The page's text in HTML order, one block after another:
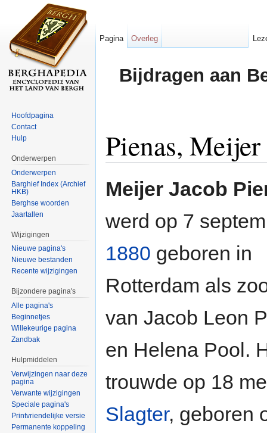
Bijdragen aan
Pienas, Meijer
Meijer Jacob
werd op 7
1880 geboren in
Rotterdam als
van Jacob Leon
en Helena Pool.
trouwde op 18
Slagter, geboren
Pagina Overleg
Hoofdpagina
Contact
Hulp
Onderwerpen
Onderwerpen
Barghief Index (Archief
HKB)
Berghse woorden
Jaartallen
Wijzigingen
Nieuwe pagina's
Nieuwe bestanden
Recente wijzigingen
Bijzondere pagina's
Alle pagina's
Beginnetjes
Willekeurige pagina
Zandbak
Hulpmiddelen
Verwijzingen naar deze
pagina
Verwante wijzigingen
Speciale pagina's
Printvriendelijke versie
Permanente koppeling